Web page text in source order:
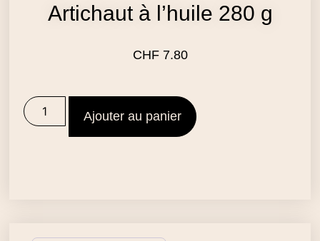
Artichaut à l’huile 280 g
CHF7.80
Ajouter au panier